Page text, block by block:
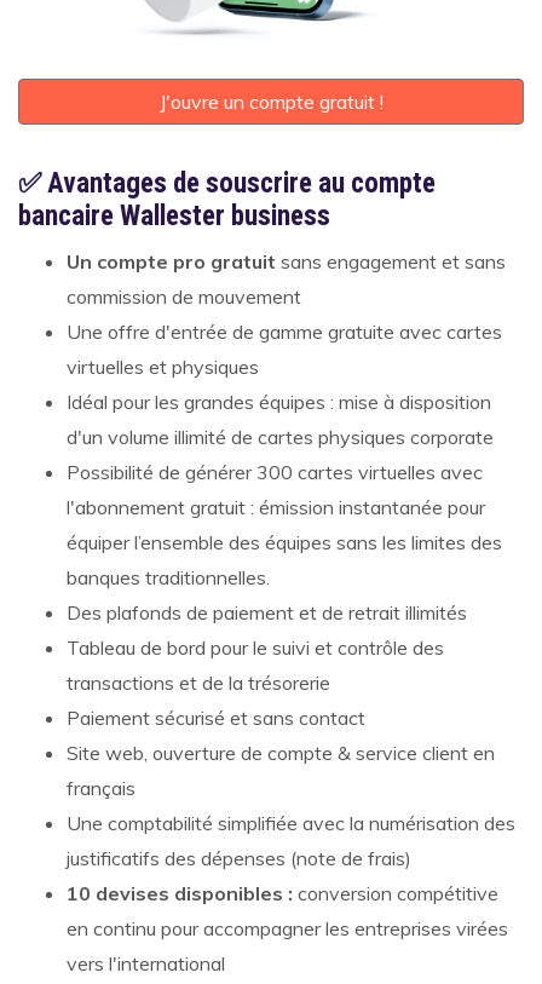
J'ouvre un compte gratuit !
✅ Avantages de souscrire au compte
bancaire Wallester business
Un compte pro gratuit sans engagement et sans
commission de mouvement
Une offre d'entrée de gamme gratuite avec cartes
virtuelles et physiques
Idéal pour les grandes équipes : mise à disposition
d'un volume illimité de cartes physiques corporate
Possibilité de générer 300 cartes virtuelles avec
l'abonnement gratuit : émission instantanée pour
équiper l’ensemble des équipes sans les limites des
banques traditionnelles.
Des plafonds de paiement et de retrait illimités
Tableau de bord pour le suivi et contrôle des
transactions et de la trésorerie
Paiement sécurisé et sans contact
Site web, ouverture de compte & service client en
français
Une comptabilité simplifiée avec la numérisation des
justificatifs des dépenses (note de frais)
10 devises disponibles : conversion compétitive
en continu pour accompagner les entreprises virées
vers l'international